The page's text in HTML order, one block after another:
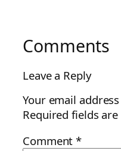
Comments
Leave a Reply
Your email
Required fields
Comment*